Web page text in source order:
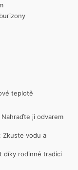
teplotě
ji odvarem
Zkuste vodu a
díky rodinné tradici